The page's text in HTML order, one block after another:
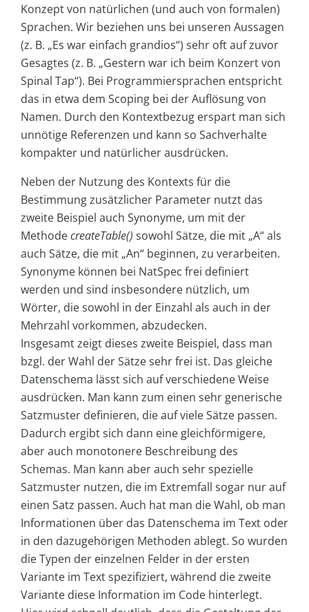
Konzept von natürlichen (und auch von formalen)
Sprachen. Wir beziehen uns bei unseren Aussagen
(z. B. „Es war einfach grandios“) sehr oft auf zuvor
Gesagtes (z. B. „Gestern war ich beim Konzert von
Spinal Tap“). Bei Programmiersprachen entspricht
das in etwa dem Scoping bei der Auflösung von
Namen. Durch den Kontextbezug erspart man sich
unnötige Referenzen und kann so Sachverhalte
kompakter und natürlicher ausdrücken.
Neben der Nutzung des Kontexts für die
Bestimmung zusätzlicher Parameter nutzt das
zweite Beispiel auch Synonyme, um mit der
MethodecreateTable() sowohl Sätze, die mit „A“ als
auch Sätze, die mit „An“ beginnen, zu verarbeiten.
Synonyme können bei NatSpec frei definiert
werden und sind insbesondere nützlich, um
Wörter, die sowohl in der Einzahl als auch in der
Mehrzahl vorkommen, abzudecken.
Insgesamt zeigt dieses zweite Beispiel, dass man
bzgl. der Wahl der Sätze sehr frei ist. Das gleiche
Datenschema lässt sich auf verschiedene Weise
ausdrücken. Man kann zum einen sehr generische
Satzmuster definieren, die auf viele Sätze passen.
Dadurch ergibt sich dann eine gleichförmigere,
aber auch monotonere Beschreibung des
Schemas. Man kann aber auch sehr spezielle
Satzmuster nutzen, die im Extremfall sogar nur auf
einen Satz passen. Auch hat man die Wahl, ob man
Informationen über das Datenschema im Text oder
in den dazugehörigen Methoden ablegt. So wurden
die Typen der einzelnen Felder in der ersten
Variante im Text spezifiziert, während die zweite
Variante diese Information im Code hinterlegt.